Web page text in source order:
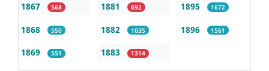
1867 568
1868 550
1869 551
1881 692
1882 1035
1883 1314
1895 1672
1896 1561